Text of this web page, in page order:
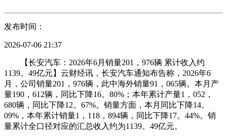
发布时间：
2026-07-06 21:37
【长安汽车：2026年6月销量201，976辆 累计收入约
1139。49亿元】云财经讯，长安汽车通知布告称，2026年6
月，公司销量201，976辆，此中海外销量91，065辆。本月产
量190，612辆，同比下降16。80%；本年累计产量1，052，
680辆，同比下降12。67%。销量方面，本月同比下降14。
09%，本年累计销量1，118，894辆，同比下降17。44%。销
量累计全口径对应的汇总收入约为1139。49亿元。